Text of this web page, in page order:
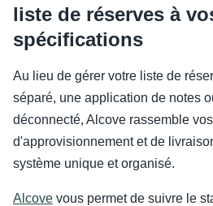
liste de réserves à
spécifications
Au lieu de gérer votre liste de
séparé, une application de notes
déconnecté, Alcove rassemble
d'approvisionnement et de
système unique et organisé.
Alcove vous permet de suivre le